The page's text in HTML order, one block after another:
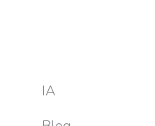
La IA
análisis
en la nube
IA